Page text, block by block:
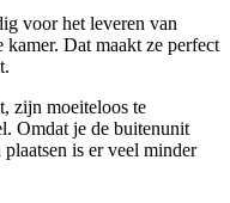
voor het leveren van
Dat maakt ze perfect
zijn moeiteloos te
Omdat je de buitenunit
is er veel minder